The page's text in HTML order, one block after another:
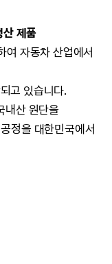
산 제품
여 자동차 산업에서
고 있습니다.
내산 원단을
정을 대한민국에서